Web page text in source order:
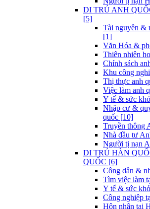
DI TRÚ ANH
[5]
Tài nguyên &
[1]
Văn Hóa &
Thiên nhiên
Chính sách
Khu công
Thị thực anh
Việc làm anh
Y tế & sức
Nhập cư &
quốc [10]
Truyền thông
Nhà đầu tư
Người tị nạn
DI TRÚ HÀN
QUỐC [6]
Công dân &
Tìm việc làm
Y tế & sức
Công nghiệp
Hôn nhân tại